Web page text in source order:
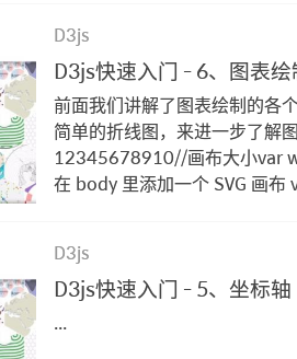
D3js
D3js快速入门 - 6、图表绘
前面我们讲解了图表绘制的各
简单的折线图，来进一步了解
12345678910//画布大小var
在 body 里添加一个 SVG 画布
D3js
D3js快速入门 - 5、坐标轴
...